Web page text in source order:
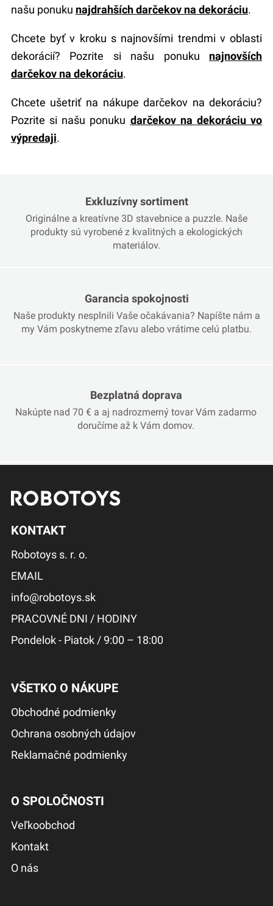
našu ponuku najdrahších darčekov na dekoráciu.
Chcete byť v kroku s najnovšími trendmi v oblasti
dekorácií? Pozrite si našu ponuku najnovších
darčekov na dekoráciu.
Chcete ušetriť na nákupe darčekov na dekoráciu?
Pozrite si našu ponuku darčekov na dekoráciu vo
výpredaji.
Exkluzívny sortiment
Originálne a kreatívne 3D stavebnice a puzzle. Naše
produkty sú vyrobené z kvalitných a ekologických
materiálov.
Garancia spokojnosti
Naše produkty nesplnili Vaše očakávania? Napíšte nám a
my Vám poskytneme zľavu alebo vrátime celú platbu.
Bezplatná doprava
Nakúpte nad 70 € a aj nadrozmerný tovar Vám zadarmo
doručíme až k Vám domov.
KONTAKT
Robotoys s. r. o.
EMAIL
info@robotoys.sk
PRACOVNÉ DNI / HODINY
Pondelok - Piatok / 9:00 – 18:00
VŠETKO O NÁKUPE
Obchodné podmienky
Ochrana osobných údajov
Reklamačné podmienky
O SPOLOČNOSTI
Veľkoobchod
Kontakt
O nás